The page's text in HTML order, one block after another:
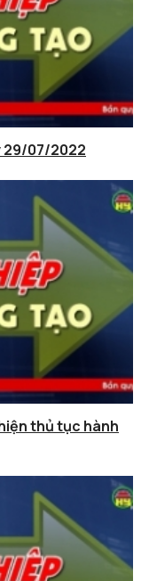
29/07/2022
thủ tục hành